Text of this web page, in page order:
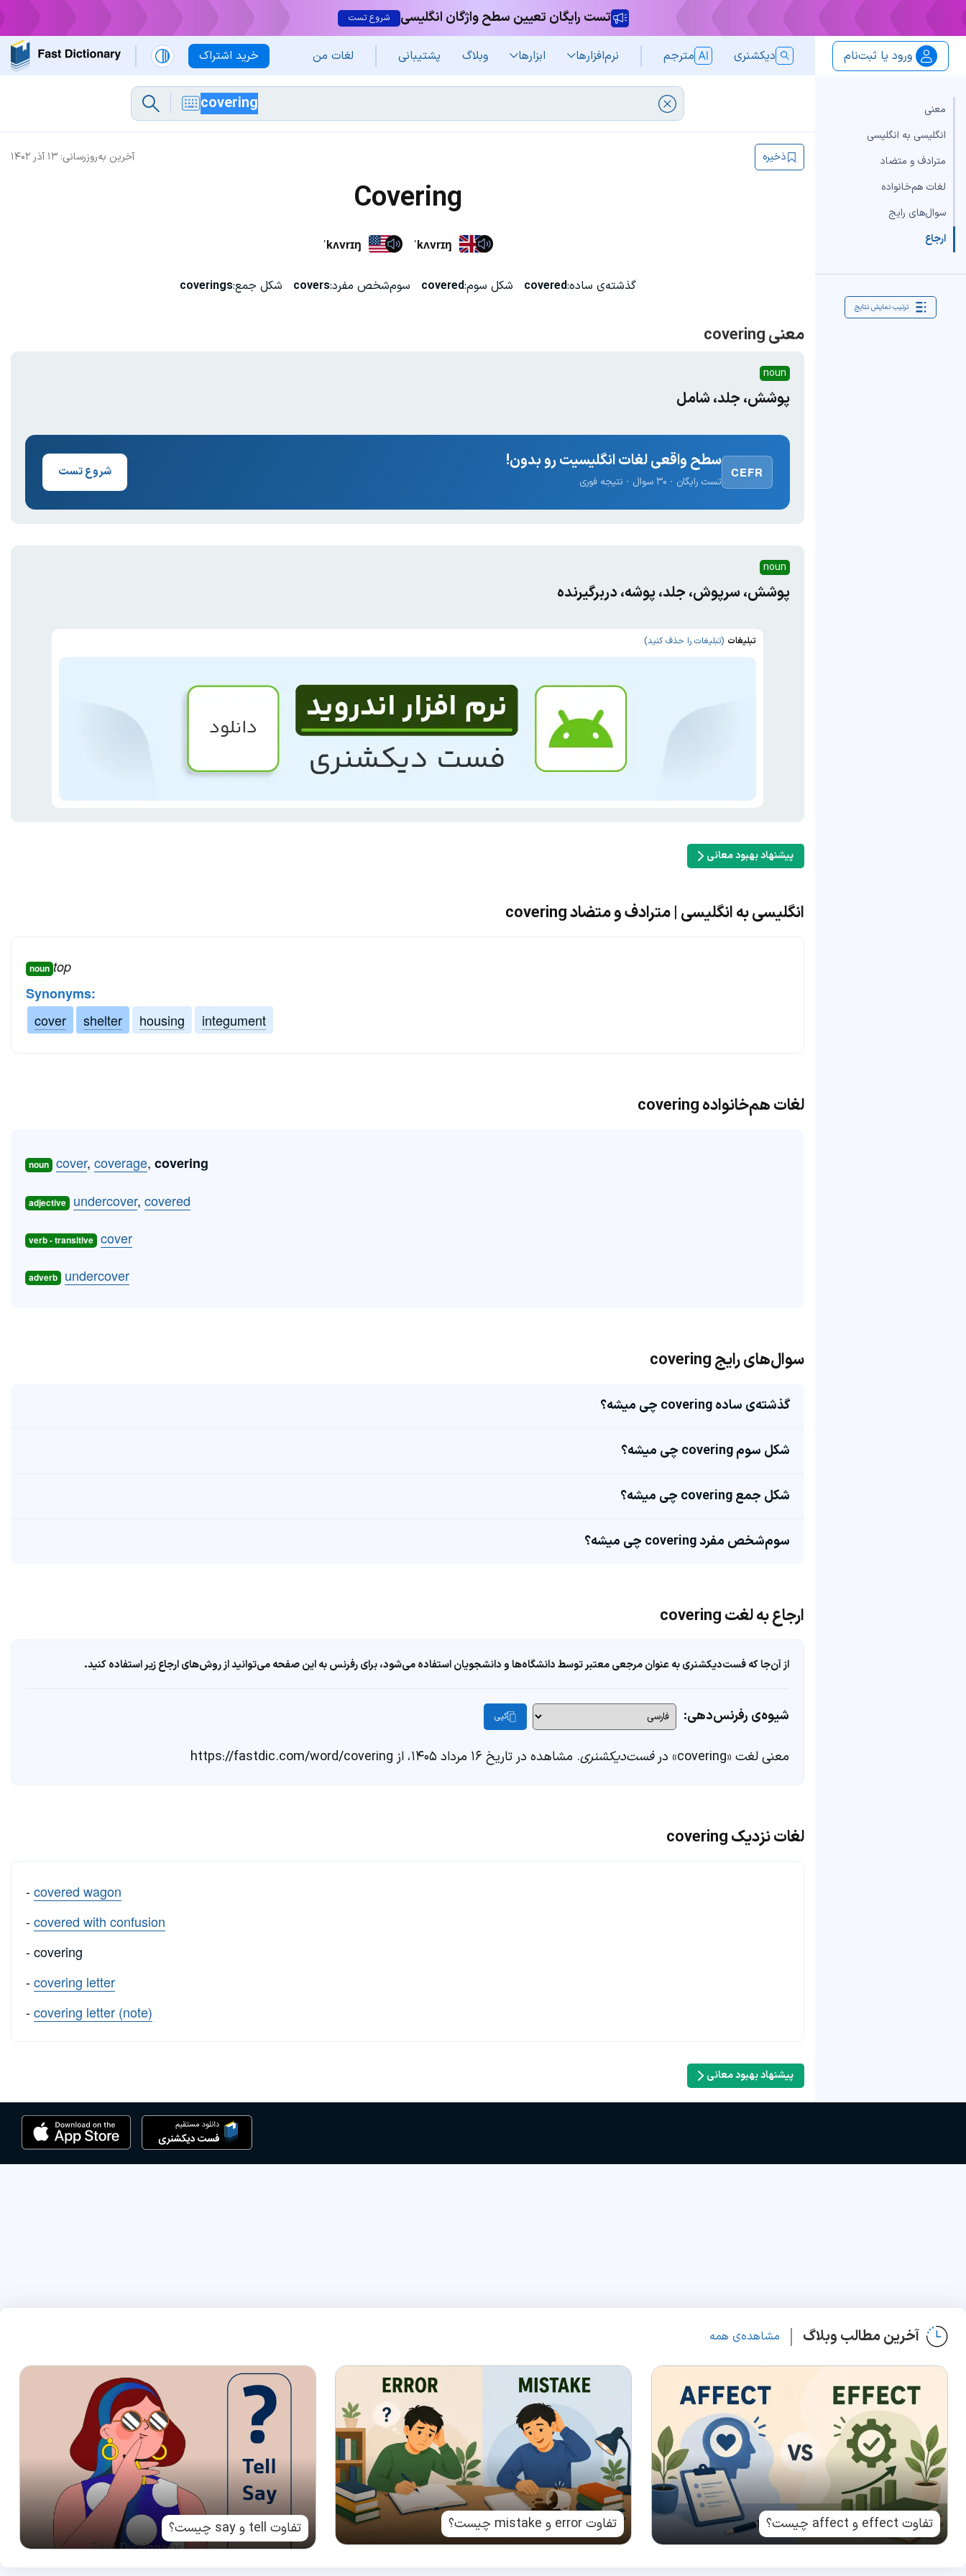
تست رایگان تعیین سطح واژگان انگلیسی شروع تست
خرید اشتراک ورود یا ثبت‌نام دیکشنری مترجم نرم‌افزار‌ها ابزارها وبلاگ پشتیبانی لغات من
معنی
انگلیسی به انگلیسی
مترادف و متضاد
لغات هم‌خانواده
سوال‌های رایج
ارجاع
ترتیب نمایش نتایج
آخرین به‌روزرسانی: ۱۳ آذر ۱۴۰۲ ذخیره
Covering
ˈkʌvrɪŋ ˈkʌvrɪŋ
گذشته‌ی ساده:covered شکل سوم:covered سوم‌شخص مفرد:covers شکل جمع:coverings
معنی covering
noun
پوشش، جلد، شامل
CEFR
سطح واقعی لغات انگلیسیت رو بدون!
تست رایگان · ۳۰ سوال · نتیجه فوری
شروع تست
noun
پوشش، سرپوش، جلد، پوشه، دربرگیرنده
تبلیغات (تبلیغات را حذف کنید)
پیشنهاد بهبود معانی
انگلیسی به انگلیسی | مترادف و متضاد covering
noun top
Synonyms:
cover
shelter housing integument
لغات هم‌خانواده covering
noun cover, coverage, covering
adjective undercover, covered
verb - transitive cover
adverb undercover
سوال‌های رایج covering
گذشته‌ی ساده covering چی میشه؟
شکل سوم covering چی میشه؟
شکل جمع covering چی میشه؟
سوم‌شخص مفرد covering چی میشه؟
ارجاع به لغت covering
از آن‌جا که فست‌دیکشنری به عنوان مرجعی معتبر توسط دانشگاه‌ها و دانشجویان استفاده می‌شود، برای رفرنس به این صفحه می‌توانید از روش‌های ارجاع زیر استفاده کنید.
شیوه‌ی رفرنس‌دهی: کپی
معنی لغت «covering» در فست‌دیکشنری. مشاهده در تاریخ ۱۶ مرداد ۱۴۰۵، از https://fastdic.com/word/covering
لغات نزدیک covering
-covered wagon
-covered with confusion
- covering
-covering letter
-covering letter (note)
پیشنهاد بهبود معانی
آخرین مطالب وبلاگ مشاهده‌ی همه
تفاوت effect و affect چیست؟ تفاوت error و mistake چیست؟ تفاوت tell و say چیست؟